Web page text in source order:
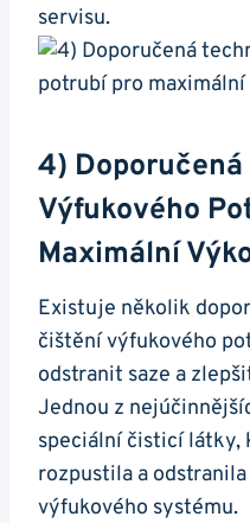
servisu.
4)
Výfukového
Maximální
Existuje několik
čištění výfukového
odstranit ​saze a
Jednou z
speciální​ čisticí látky,
rozpustila a
⁤výfukového systému.